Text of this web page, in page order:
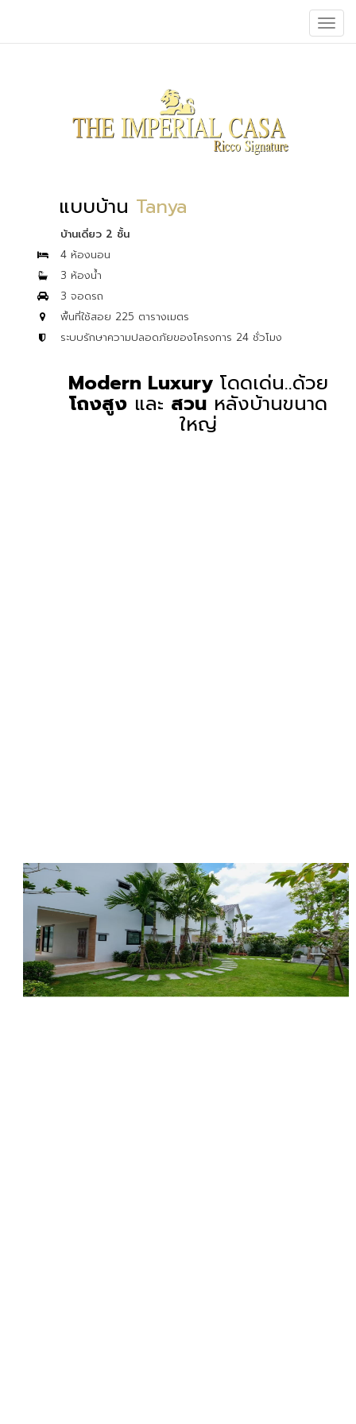
Toggle
แบบบ้าน Tanya
บ้านเดี่ยว 2 ชั้น
4 ห้องนอน
3 ห้องน้ำ
3 จอดรถ
พื้นที่ใช้สอย 225 ตารางเมตร
ระบบรักษาความปลอดภัยของโครงการ 24 ชั่วโมง
Modern Luxuryโดดเด่น..ด้วย
โถงสูงและ สวนหลังบ้านขนาด
ใหญ่